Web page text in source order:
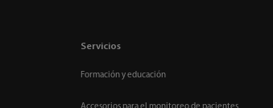
Servicios
Formación y educación